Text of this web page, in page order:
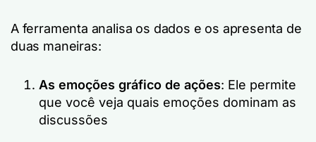
A ferramenta analisa os dados e os apresenta de
duas maneiras:
As emoções gráfico de ações: Ele permite
que você veja quais emoções dominam as
discussões